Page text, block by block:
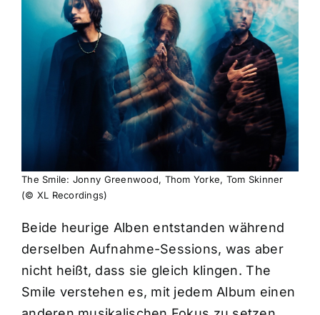
The Smile: Jonny Greenwood, Thom Yorke, Tom Skinner
(© XL Recordings)
Beide heurige Alben entstanden während
derselben Aufnahme-Sessions, was aber
nicht heißt, dass sie gleich klingen. The
Smile verstehen es, mit jedem Album einen